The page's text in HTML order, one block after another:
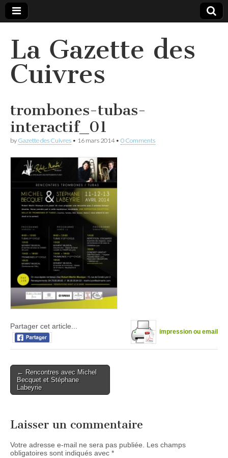
La Gazette des
Cuivres
trombones-tubas-
interactif_01
by Gazette des Cuivres • 16 mars 2014• 0 Comments
impression ou email
Partager cet article...
Post
navigation
← Rencontres avec Michel
Becquet et Stéphane
Labeyrie
Laisser un commentaire
Votre adresse e-mail ne sera pas publiée.
Les champs
obligatoires sont indiqués avec *